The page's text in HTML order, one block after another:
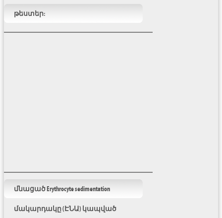
թեստեր:
մնացած Erythrocyte sedimentation
մակարդակը (ԷՆԱ) կապված